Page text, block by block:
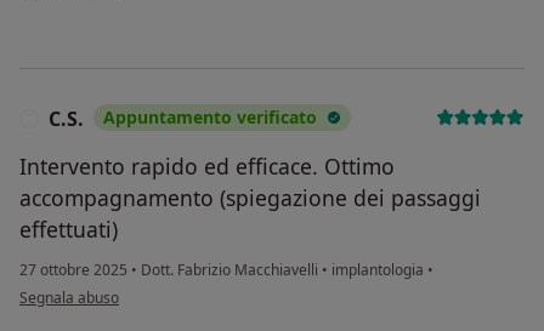
C.S. Appuntamento verificato
Intervento rapido ed efficace. Ottimo
accompagnamento (spiegazione dei passaggi
effettuati)
27 ottobre 2025 • Dott. Fabrizio Macchiavelli • implantologia •
secondo l'opinione dell'utente C.S.
Segnala abuso